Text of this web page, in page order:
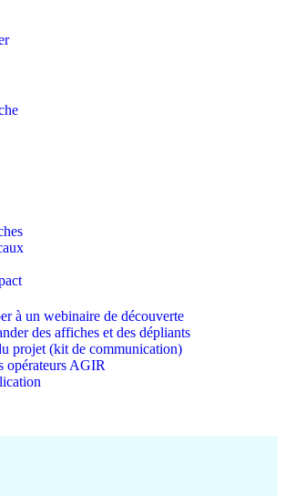
à un webinaire de découverte
des affiches et des dépliants
projet (kit de communication)
opérateurs AGIR